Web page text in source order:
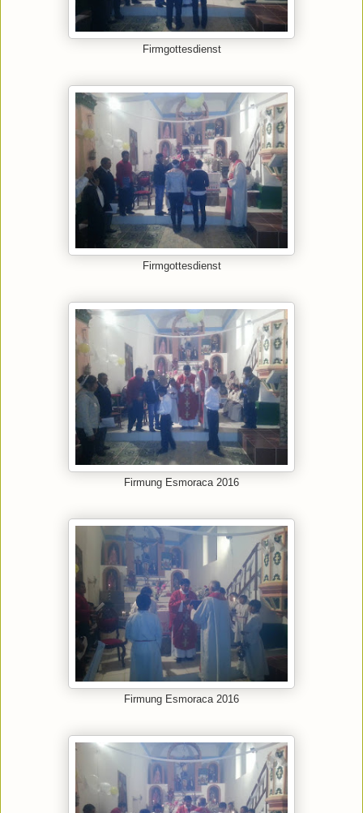
Firmgottesdienst
Firmgottesdienst
Firmung Esmoraca 2016
Firmung Esmoraca 2016